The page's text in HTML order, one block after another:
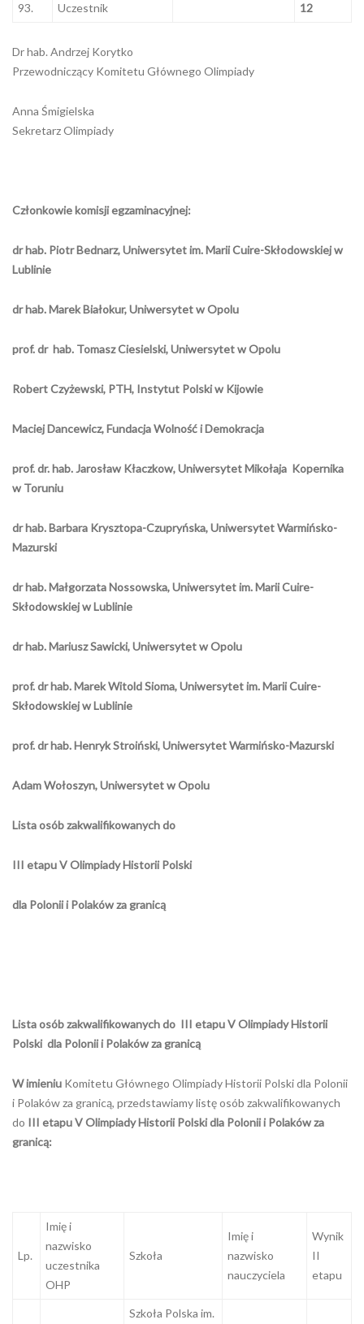
93. Uczestnik 12
Dr hab. Andrzej Korytko
Przewodniczący Komitetu Głównego Olimpiady
Anna Śmigielska
Sekretarz Olimpiady
Członkowie komisji egzaminacyjnej:
dr hab. Piotr Bednarz, Uniwersytet im. Marii Cuire-Skłodowskiej w
Lublinie
dr hab. Marek Białokur, Uniwersytet w Opolu
prof. dr hab. Tomasz Ciesielski, Uniwersytet w Opolu
Robert Czyżewski, PTH, Instytut Polski w Kijowie
Maciej Dancewicz, Fundacja Wolność i Demokracja
prof. dr. hab. Jarosław Kłaczkow, Uniwersytet Mikołaja Kopernika
w Toruniu
dr hab. Barbara Krysztopa-Czupryńska, Uniwersytet Warmińsko-
Mazurski
dr hab. Małgorzata Nossowska, Uniwersytet im. Marii Cuire-
Skłodowskiej w Lublinie
dr hab. Mariusz Sawicki, Uniwersytet w Opolu
prof. dr hab. Marek Witold Sioma, Uniwersytet im. Marii Cuire-
Skłodowskiej w Lublinie
prof. dr hab. Henryk Stroiński, Uniwersytet Warmińsko-Mazurski
Adam Wołoszyn, Uniwersytet w Opolu
Lista osób zakwalifikowanych do
III etapu V Olimpiady Historii Polski
dla Polonii i Polaków za granicą
Lista osób zakwalifikowanych do III etapu V Olimpiady Historii
Polski dla Polonii i Polaków za granicą
W imieniu Komitetu Głównego Olimpiady Historii Polski dla Polonii
i Polaków za granicą, przedstawiamy listę osób zakwalifikowanych
do III etapuVOlimpiady Historii Polski dla Polonii i Polaków za
granicą:
Lp.
Imię i
nazwisko
uczestnika
OHP
Szkoła
Imię i
nazwisko
nauczyciela
Wynik
II
etapu
Szkoła Polska im.